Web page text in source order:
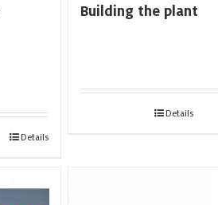
Details
Building the plant
Details